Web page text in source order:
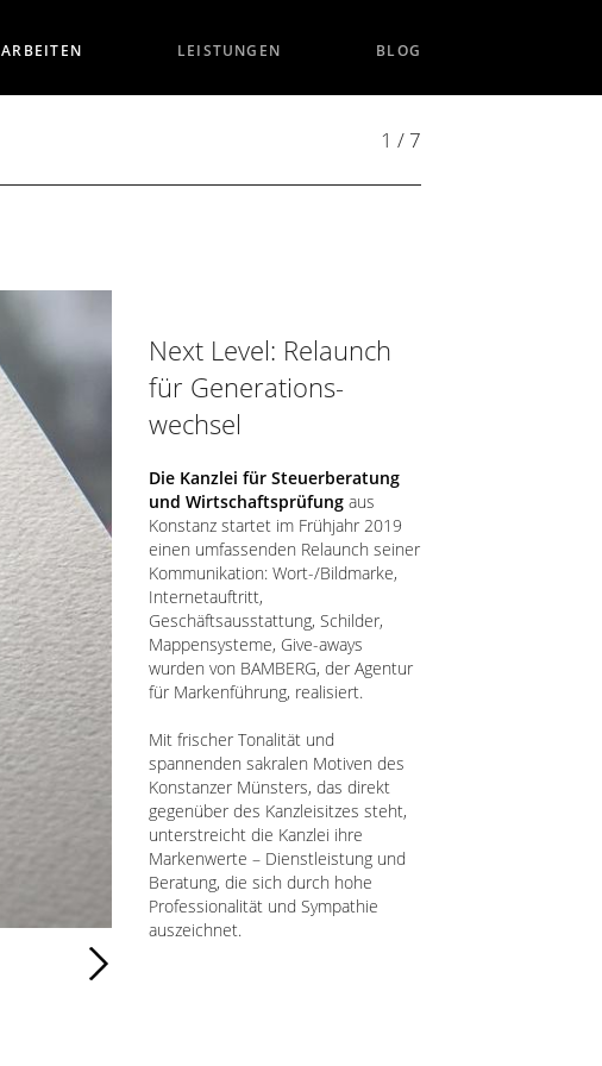
ARBEITEN LEISTUNGEN BLOG
1 / 7
Next Level: Relaunch
für Generations-
wechsel
Die Kanzlei für Steuerberatung
und Wirtschaftsprüfung aus
Konstanz startet im Frühjahr 2019
einen umfassenden Relaunch seiner
Kommunikation: Wort-/Bildmarke,
Internetauftritt,
Geschäftsausstattung, Schilder,
Mappensysteme, Give-aways
wurden von BAMBERG, der Agentur
für Markenführung, realisiert.
Mit frischer Tonalität und
spannenden sakralen Motiven des
Konstanzer Münsters, das direkt
gegenüber des Kanzleisitzes steht,
unterstreicht die Kanzlei ihre
Markenwerte – Dienstleistung und
Beratung, die sich durch hohe
Professionalität und Sympathie
auszeichnet.